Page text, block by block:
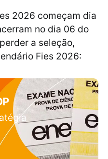
2026 começam dia
no dia 06 do
a seleção,
Fies 2026: